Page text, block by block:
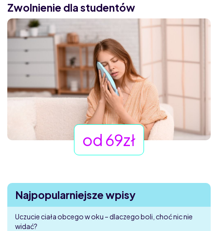
Zwolnienie dla studentów
od 69zł
Najpopularniejsze wpisy
Uczucie ciała obcego w oku – dlaczego boli, choć nic nie
widać?